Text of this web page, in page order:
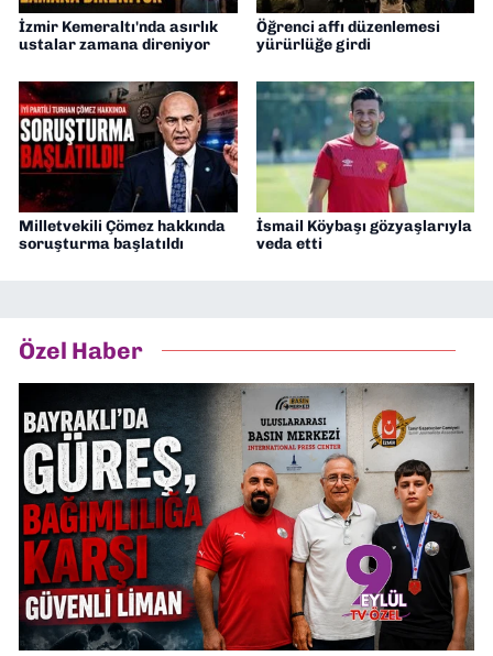
İzmir Kemeraltı'nda asırlık
ustalar zamana direniyor
Öğrenci affı düzenlemesi
yürürlüğe girdi
Milletvekili Çömez hakkında
soruşturma başlatıldı
İsmail Köybaşı gözyaşlarıyla
veda etti
Özel Haber